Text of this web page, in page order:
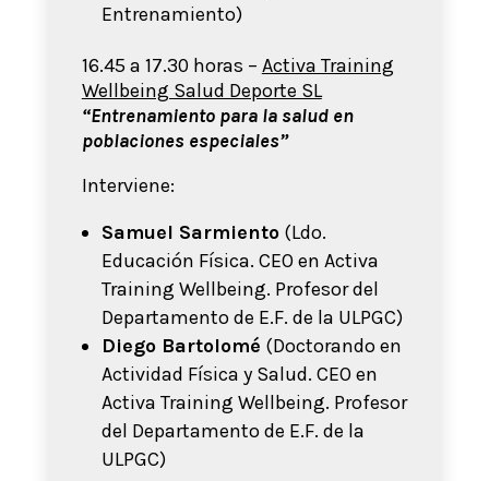
Entrenamiento)
16.45 a 17.30 horas – Activa Training
Wellbeing Salud Deporte SL
“Entrenamiento para la salud en
poblaciones especiales”
Interviene:
Samuel Sarmiento(Ldo.
Educación Física. CEO en Activa
Training Wellbeing. Profesor del
Departamento de E.F. de la ULPGC)
Diego Bartolomé (Doctorando en
Actividad Física y Salud. CEO en
Activa Training Wellbeing. Profesor
del Departamento de E.F. de la
ULPGC)